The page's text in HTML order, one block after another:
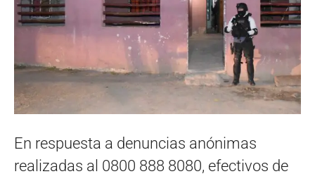
En respuesta a denuncias anónimas
realizadas al 0800 888 8080, efectivos de